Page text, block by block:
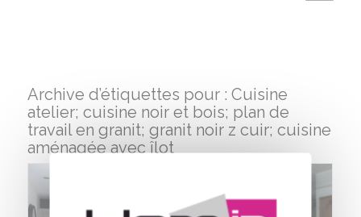
Archive d’étiquettes pour : Cuisine
atelier; cuisine noir et bois; plan de
travail en granit; granit noir z cuir; cuisine
aménagée avec îlot